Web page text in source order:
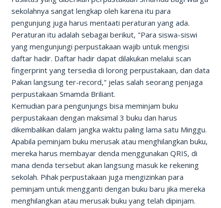
sekolahnya sangat lengkap oleh karena itu para
pengunjung juga harus mentaati peraturan yang ada.
Peraturan itu adalah sebagai berikut, "Para siswa-siswi
yang mengunjungi perpustakaan wajib untuk mengisi
daftar hadir. Daftar hadir dapat dilakukan melalui scan
fingerprint yang tersedia di lorong perpustakaan, dan data
Pakan langsung ter-record," jelas salah seorang penjaga
perpustakaan Smamda Briliant.
Kemudian para pengunjungs bisa meminjam buku
perpustakaan dengan maksimal 3 buku dan harus
dikembalikan dalam jangka waktu paling lama satu Minggu.
Apabila peminjam buku merusak atau menghilangkan buku,
mereka harus membayar denda menggunakan QRIS, di
mana denda tersebut akan langsung masuk ke rekening
sekolah. Pihak perpustakaan juga mengizinkan para
peminjam untuk mengganti dengan buku baru jika mereka
menghilangkan atau merusak buku yang telah dipinjam.